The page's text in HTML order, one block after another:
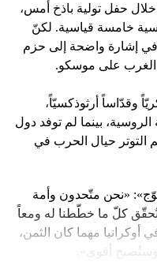
خلال حفل تولية باذخ أمس،
خامسة قياسية. لكنّ
في إشارة واضحة إلى حزم
الغرب على موسكو.
وقدّاساً أرثوذكسيّاً،
الروسية، بينما لم توفد دول
التوتر حيال الحرب في
«نحن متّحدون وأمة
كلّ ما خطّطنا له ومعاً
أوكرانيا مهما كان الثمن،
أقوى».